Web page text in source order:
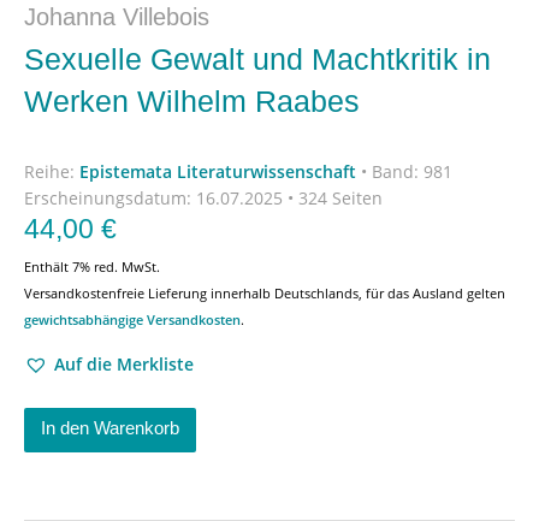
Johanna Villebois
Sexuelle Gewalt und Machtkritik in
Werken Wilhelm Raabes
Reihe: Epistemata Literaturwissenschaft • Band: 981
Erscheinungsdatum: 16.07.2025 • 324 Seiten
44,00 €
Enthält 7% red. MwSt.
Versandkostenfreie Lieferung innerhalb Deutschlands, für das Ausland gelten
gewichtsabhängige Versandkosten.
Auf die Merkliste
In den Warenkorb